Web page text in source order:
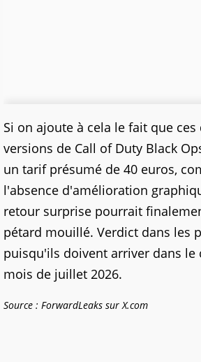
Si on ajoute à cela le fait que
versions de Call of Duty Black
un tarif présumé de 40 euros,
l'absence d'amélioration
retour surprise pourrait
pétard mouillé. Verdict dans les
puisqu'ils doivent arriver dans le
mois de juillet 2026.
Source : ForwardLeaks sur X.com